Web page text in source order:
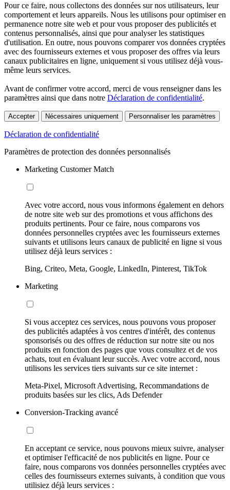
Pour ce faire, nous collectons des données sur nos utilisateurs, leur
comportement et leurs appareils. Nous les utilisons pour optimiser en
permanence notre site web et pour vous proposer des publicités et
contenus personnalisés, ainsi que pour analyser les statistiques
d'utilisation. En outre, nous pouvons comparer vos données cryptées
avec des fournisseurs externes et vous proposer des offres via leurs
canaux publicitaires en ligne, uniquement si vous utilisez déjà vous-
même leurs services.
Avant de confirmer votre accord, merci de vous renseigner dans les
paramètres ainsi que dans notre Déclaration de confidentialité.
Accepter Nécessaires uniquement Personnaliser les paramètres
Déclaration de confidentialité
Paramètres de protection des données personnalisés
Marketing Customer Match
Avec votre accord, nous vous informons également en dehors
de notre site web sur des promotions et vous affichons des
produits pertinents. Pour ce faire, nous comparons vos
données personnelles cryptées avec les fournisseurs externes
suivants et utilisons leurs canaux de publicité en ligne si vous
utilisez déjà leurs services :
Bing, Criteo, Meta, Google, LinkedIn, Pinterest, TikTok
Marketing
Si vous acceptez ces services, nous pouvons vous proposer
des publicités adaptées à vos centres d'intérêt, des contenus
sponsorisés ou des offres de réduction sur notre site ou nos
produits en fonction des pages que vous consultez et de vos
achats, tout en évaluant leur succès. Avec votre accord, nous
utilisons les services tiers suivants sur ce site internet :
Meta-Pixel, Microsoft Advertising, Recommandations de
produits basées sur les clics, Ads Defender
Conversion-Tracking avancé
En acceptant ce service, nous pouvons mieux suivre, analyser
et optimiser l'efficacité de nos publicités en ligne. Pour ce
faire, nous comparons vos données personnelles cryptées avec
celles des fournisseurs externes suivants, à condition que vous
utilisiez déjà leurs services :